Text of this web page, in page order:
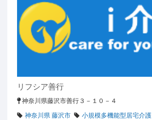
リフシア善行
神奈川県藤沢市善行３－１０－４
神奈川県 藤沢市
小規模多機能型居宅介護